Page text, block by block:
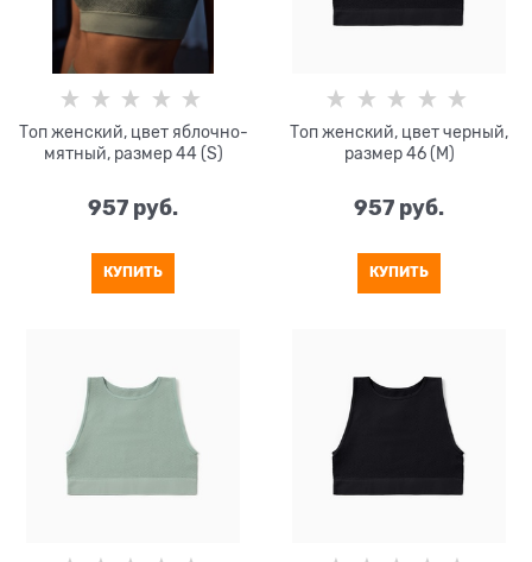
Топ женский, цвет яблочно-
мятный, размер 44 (S)
957 руб.
КУПИТЬ
Топ женский, цвет черный,
размер 46 (M)
957 руб.
КУПИТЬ